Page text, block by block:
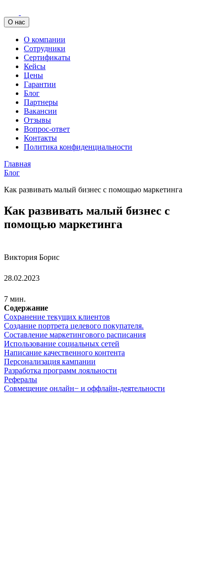
О нас
О компании
Сотрудники
Сертификаты
Кейсы
Цены
Гарантии
Блог
Партнеры
Вакансии
Отзывы
Вопрос-ответ
Контакты
Политика конфиденциальности
Главная
Блог
Как развивать малый бизнес с помощью маркетинга
Как развивать малый бизнес с
помощью маркетинга
Виктория Борис
28.02.2023
7 мин.
Содержание
Сохранение текущих клиентов
Создание портрета целевого покупателя.
Составление маркетингового расписания
Использование социальных сетей
Написание качественного контента
Персонализация кампании
Разработка программ лояльности
Рефералы
Совмещение онлайн− и оффлайн-деятельности